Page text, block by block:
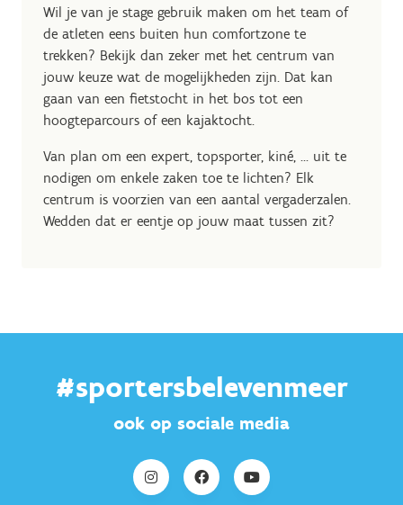
Wil je van je stage gebruik maken om het team of
de atleten eens buiten hun comfortzone te
trekken? Bekijk dan zeker met het centrum van
jouw keuze wat de mogelijkheden zijn. Dat kan
gaan van een fietstocht in het bos tot een
hoogteparcours of een kajaktocht.
Van plan om een expert, topsporter, kiné, ... uit te
nodigen om enkele zaken toe te lichten? Elk
centrum is voorzien van een aantal vergaderzalen.
Wedden dat er eentje op jouw maat tussen zit?
#sportersbelevenmeer
ook op sociale media